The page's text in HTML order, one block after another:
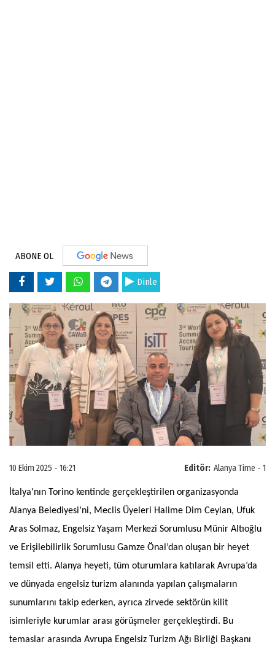
ABONE OL
Dinle
Editör: Alanya Time - 1
10 Ekim 2025 - 16:21
İtalya'nın Torino kentinde gerçekleştirilen organizasyonda
Alanya Belediyesi’ni, Meclis Üyeleri Halime Dim Ceylan, Ufuk
Aras Solmaz, Engelsiz Yaşam Merkezi Sorumlusu Münir Altıoğlu
ve Erişilebilirlik Sorumlusu Gamze Önal’dan oluşan bir heyet
temsil etti. Alanya heyeti, tüm oturumlara katılarak Avrupa’da
ve dünyada engelsiz turizm alanında yapılan çalışmaların
sunumlarını takip ederken, ayrıca zirvede sektörün kilit
isimleriyle kurumlar arası görüşmeler gerçekleştirdi. Bu
temaslar arasında Avrupa Engelsiz Turizm Ağı Birliği Başkanı